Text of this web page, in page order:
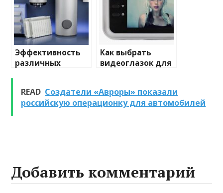
Эффективность
различных
очистке и
промывке котлов
Как выбрать
видеоглазок для
READ Создатели «Авроры» показали
российскую операционку для автомобилей
Добавить комментарий